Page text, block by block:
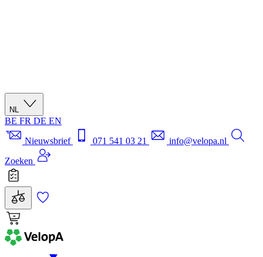
NL
BE FR DE EN
Nieuwsbrief
071 541 03 21
info@velopa.nl
Zoeken